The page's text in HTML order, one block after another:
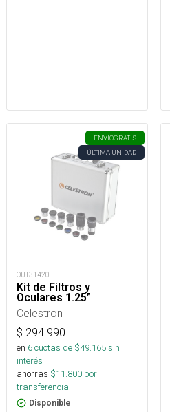
ENVÍOGRATIS
ÚLTIMA UNIDAD
OUT31420
Kit de Filtros y
Oculares 1.25”
Celestron
$ 294.990
en 6cuotas de $49.165sin
interés
ahorras $11.800 por
transferencia.
Disponible